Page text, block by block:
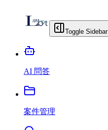
Toggle Sidebar
AI 問答
案件管理